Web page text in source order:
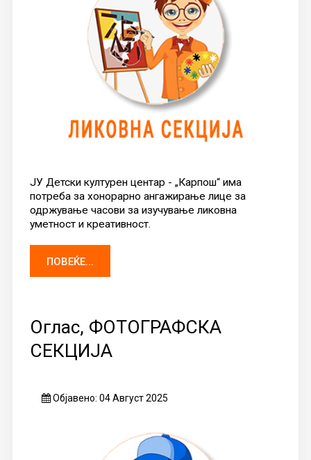
ЈУ Детски културен центар - „Карпош“ има
потреба за хонорарно ангажирање лице за
одржување часови за изучување ликовна
уметност и креативност.
ПОВЕЌЕ...
Оглас, ФОТОГРАФСКА
СЕКЦИЈА
Објавено: 04 Август 2025